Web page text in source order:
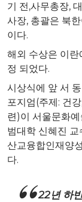
기 전,사무총장,
사장, 총괄은 북
이다.
해외 수상은 이
정 되었다.
시상식에 앞 서
포지엄(주제: 건
련)이 서울문화
범대학 신혜진
산교융합인재양
다.
22년 하